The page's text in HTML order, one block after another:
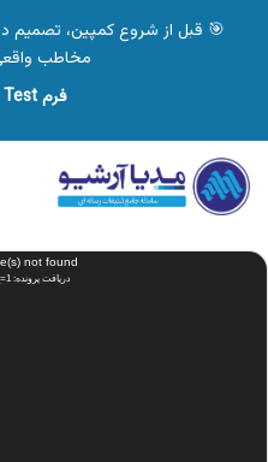
مخاطب
فرم Quick Ad Test
نمایشگر
ویدیو not found
دریافت پرونده: https://cdn.mediaarshiv.ir/files/kh930443-038_MP4-480.mp4?_=1